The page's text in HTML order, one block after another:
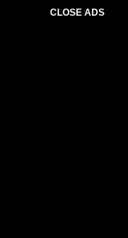
CLOSE ADS